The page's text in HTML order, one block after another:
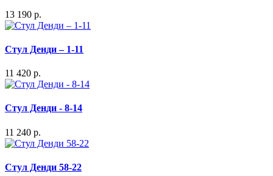
13 190 р.
Стул Денди – 1-11
11 420 р.
Стул Денди - 8-14
11 240 р.
Стул Денди 58-22